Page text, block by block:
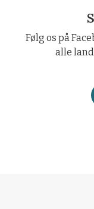
Følg os på
alle